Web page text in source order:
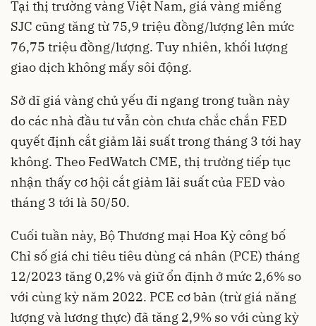
Tại thị trường vàng Việt Nam, giá vàng miếng
SJC cũng tăng từ 75,9 triệu đồng/lượng lên mức
76,75 triệu đồng/lượng. Tuy nhiên, khối lượng
giao dịch không mấy sôi động.
Sở dĩ giá vàng chủ yếu đi ngang trong tuần này
do các nhà đầu tư vẫn còn chưa chắc chắn FED
quyết định cắt giảm lãi suấttrong tháng 3 tới hay
không. Theo FedWatch CME, thị trường tiếp tục
nhận thấy cơ hội cắt giảm lãi suất của FED vào
tháng 3 tới là 50/50.
Cuối tuần này, Bộ Thương mại Hoa Kỳ công bố
Chỉ số giá chi tiêu tiêu dùng cá nhân (PCE) tháng
12/2023 tăng 0,2% và giữ ổn định ở mức 2,6% so
với cùng kỳ năm 2022. PCE cơ bản (trừ giá năng
lượng và lương thực) đã tăng 2,9% so với cùng kỳ